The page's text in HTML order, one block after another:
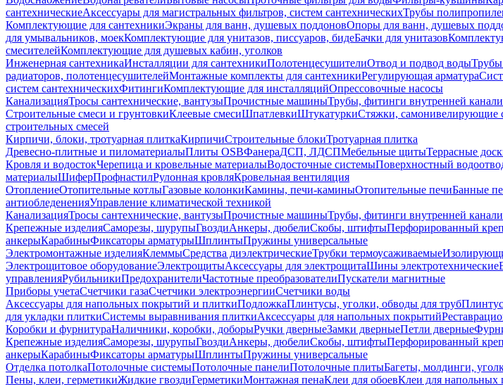
сантехническиеАксессуары для магистральных фильтров, систем сантехническихТрубы
Комплектующие для сантехникиЭкраны для ванн, душевых поддоновОпоры для ванн, душевых
для умывальников, моекКомплектующие для унитазов, писсуаров, бидеБачки для унитазов
смесителейКомплектующие для душевых кабин, уголков
Инженерная сантехникаИнсталляции для сантехникиПолотенцесушителиОтвод и подвод воды
радиаторов, полотенцесушителейМонтажные комплекты для сантехникиРегулирующая арматура
систем сантехническихФитингиКомплектующие для инсталляцийОпрессовочные насосы
КанализацияТросы сантехнические, вантузыПрочистные машиныТрубы, фитинги внутренней
Строительные смеси и грунтовкиКлеевые смесиШпатлевкиШтукатуркиСтяжки, самонивелирующие
строительных смесей
Кирпичи, блоки, тротуарная плиткаКирпичиСтроительные блокиТротуарная плитка
Древесно-плитные и пиломатериалыПлиты OSBФанераДСП, ЛДСПМебельные щитыТеррасные
Кровля и водостокЧерепица и кровельные материалыВодосточные системыПоверхностный
материалыШиферПрофнастилРулонная кровляКровельная вентиляция
ОтоплениеОтопительные котлыГазовые колонкиКамины, печи-каминыОтопительные печиБанные
антиобледененияУправление климатической техникой
КанализацияТросы сантехнические, вантузыПрочистные машиныТрубы, фитинги внутренней
Крепежные изделияСаморезы, шурупыГвоздиАнкеры, дюбелиСкобы, штифтыПерфорированный
анкерыКарабиныФиксаторы арматурыШплинтыПружины универсальные
Электромонтажные изделияКлеммыСредства диэлектрическиеТрубки термоусаживаемые
Электрощитовое оборудованиеЭлектрощитыАксессуары для электрощитаШины электротехнические
управленияРубильникиПредохранителиЧастотные преобразователиПускатели магнитные
Приборы учетаСчетчики газаСчетчики электроэнергииСчетчики воды
Аксессуары для напольных покрытий и плиткиПодложкаПлинтусы, уголки, обводы для труб
для укладки плиткиСистемы выравнивания плиткиАксессуары для напольных покрытий
Коробки и фурнитураНаличники, коробки, доборыРучки дверныеЗамки дверныеПетли дверные
Крепежные изделияСаморезы, шурупыГвоздиАнкеры, дюбелиСкобы, штифтыПерфорированный
анкерыКарабиныФиксаторы арматурыШплинтыПружины универсальные
Отделка потолкаПотолочные системыПотолочные панелиПотолочные плитыБагеты, молдинги,
Пены, клеи, герметикиЖидкие гвоздиГерметикиМонтажная пенаКлеи для обоевКлеи для напольных